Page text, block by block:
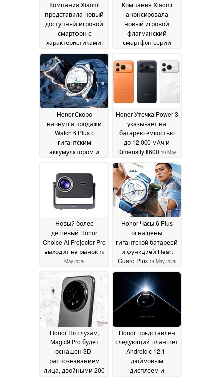
Компания Xiaomi
представила новый
доступный игровой
смартфон с
характеристиками,
на высокую
производительность
25 June 2026
Компания Xiaomi
анонсировала
новый игровой
флагманский
смартфон серии
Honor Скоро
начнутся продажи
Watch 6 Plus с
гигантским
аккумулятором и
22 May 2026
Honor Утечка Power 3
указывает на
батарею емкостью
до 12 000 мАч и
Dimensity 8600 19 May
Новый более
дешевый Honor
Choice AI Projector Pro
выходит на рынок 16
May 2026
Honor Часы 6 Plus
оснащены
гигантской батареей
и функцией Heart
Guard Plus 14 May 2026
Honor По слухам,
Magic9 Pro будет
оснащен 3D-
распознаванием
лица, двойными 200
Honor представлен
следующий планшет
Android с 12,1-
дюймовым
дисплеем и